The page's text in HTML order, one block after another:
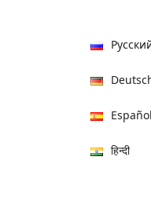
Español
हिन्दी